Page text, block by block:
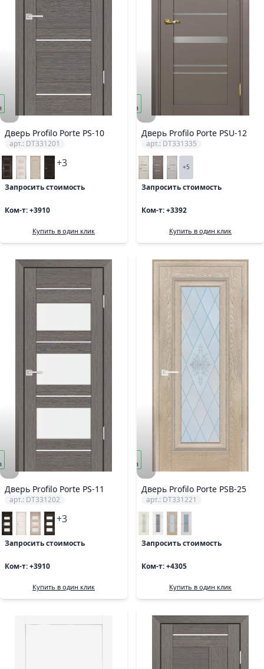
Дверь Profilo Porte PS-10
арт.: DT331201
+3
Запросить стоимость
Ком-т: +3910
Купить в один клик
Дверь Profilo Porte PSU-12
арт.: DT331335
+5
Запросить стоимость
Ком-т: +3392
заказ
Купить в один клик
Дверь Profilo Porte PS-11
арт.: DT331202
+3
Запросить стоимость
Ком-т: +3910
Купить в один клик
Дверь Profilo Porte PSB-25
арт.: DT331221
Запросить стоимость
Ком-т: +4305
заказ
Купить в один клик